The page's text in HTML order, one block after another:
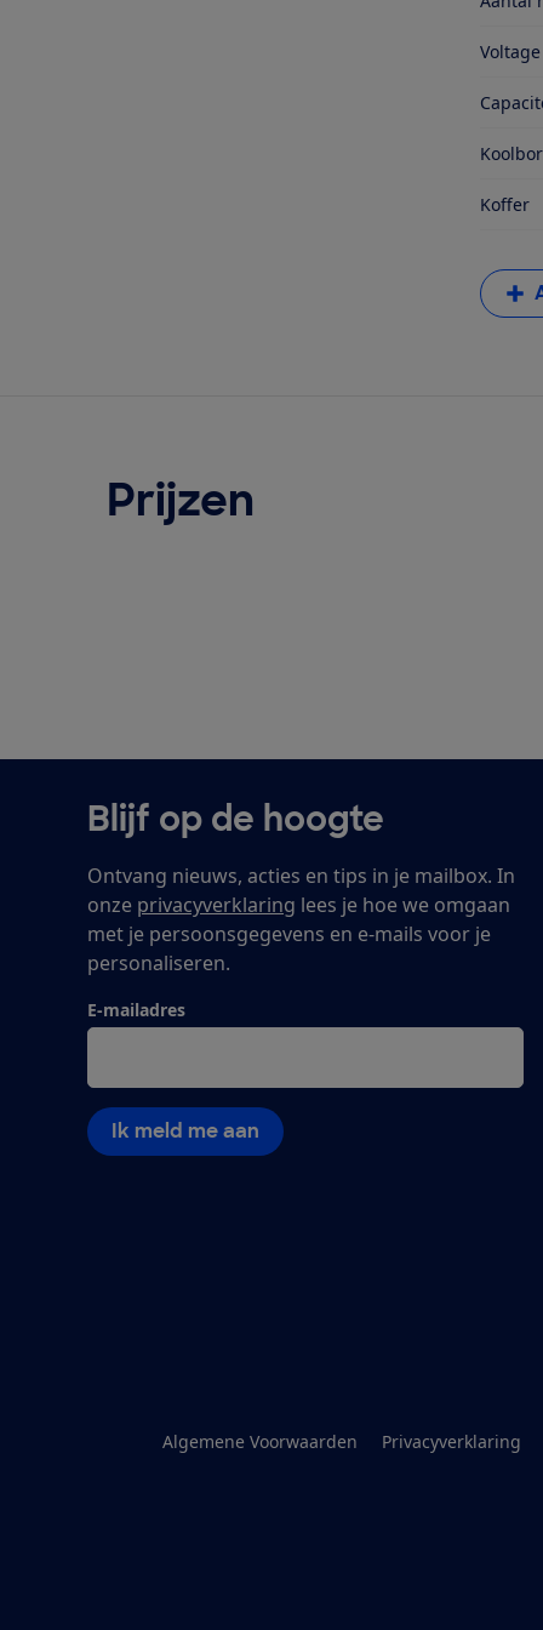
Koffer
Prijzen
Blijf op de hoogte
Ontvang nieuws, acties en tips in je mailbox. In
onze privacyverklaring lees je hoe we omgaan
met je persoonsgegevens en e-mails voor je
personaliseren.
E-mailadres
Ik meld me aan
Algemene Voorwaarden Privacyverklaring